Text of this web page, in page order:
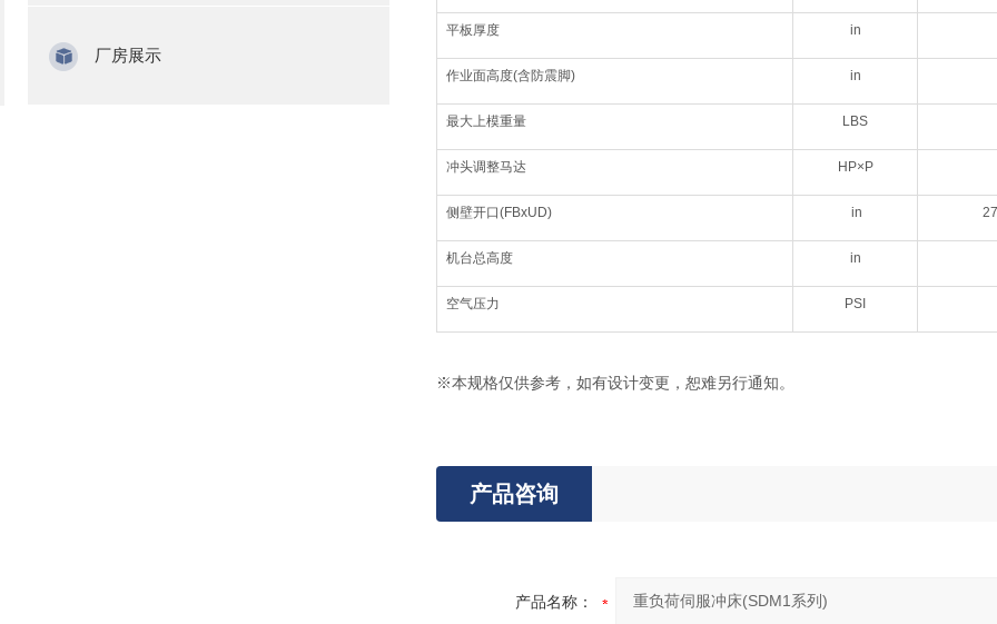
厂房展示
平板厚度 in
作业面高度(含防震脚) in
最大上模重量 LBS
冲头调整马达 HP×P
侧壁开口(FBxUD) in
机台总高度 in
空气压力 PSI
※本规格仅供参考，如有设计变更，恕难另行通知。
产品咨询
产品名称：